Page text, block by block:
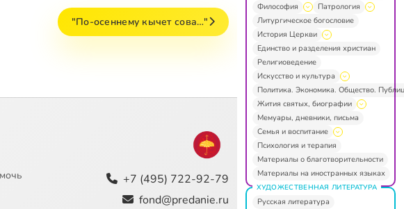
"По-осеннему кычет сова…"
+7 (495) 722-92-79
fond@predanie.ru
Философия
Патрология
Литургическое богословие
История Церкви
Единство и разделения христиан
Религиоведение
Искусство и культура
Политика. Экономика. Общество.
Жития святых, биографии
Мемуары, дневники, письма
Семья и воспитание
Психология и терапия
Материалы о благотворительности
Материалы на иностранных языках
ХУДОЖЕСТВЕННАЯ ЛИТЕРАТУРА
Русская литература